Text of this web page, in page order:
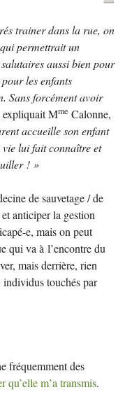
trainer dans la rue, on
permettrait un
aussi bien pour
les enfants
Sans forcément avoir
expliquait Mme Calonne,
accueille son enfant
lui fait connaître et
! »
de sauvetage / de
anticiper la gestion
e, mais on peut
qui va à l’encontre du
mais derrière, rien
individus touchés par
fréquemment des
qu’elle m’a transmis.